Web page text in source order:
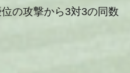
の攻撃から 3対3の同数